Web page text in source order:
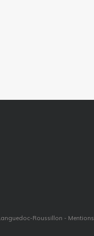
Roussillon - Mentions